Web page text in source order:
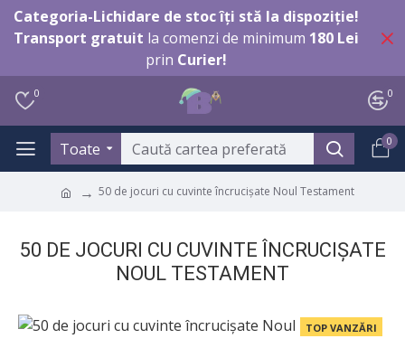
Categoria-Lichidare de stoc îți stă la dispoziție!
Transport gratuit la comenzi de minimum 180 Lei
prin Curier!
0 0
Toate 0
50 de jocuri cu cuvinte încrucişate Noul Testament
50 DE JOCURI CU CUVINTE ÎNCRUCIŞATE
NOUL TESTAMENT
TOP VANZĂRI